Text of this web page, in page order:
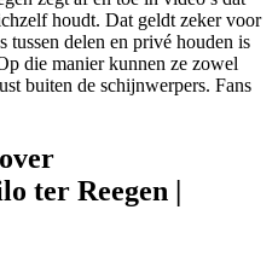
houdt. Dat geldt zeker voor
tussen delen en privé houden is
die manier kunnen ze zowel
buiten de schijnwerpers. Fans
ter Reegen |